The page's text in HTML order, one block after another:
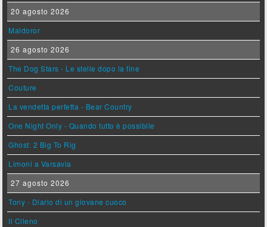
20 agosto 2026
Maldoror
26 agosto 2026
The Dog Stars - Le stelle dopo la fine
Couture
La vendetta perfetta - Bear Country
One Night Only - Quando tutto è possibile
Ghost: 2 Big To Rig
Limoni a Varsavia
27 agosto 2026
Tony - Diario di un giovane cuoco
Il Cileno